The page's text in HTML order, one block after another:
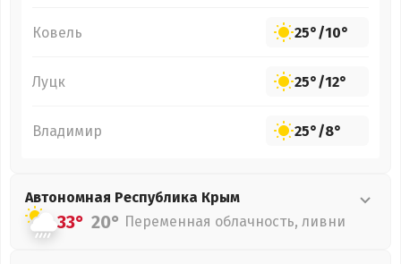
Ковель 25°/10°
Луцк 25°/12°
Владимир 25°/8°
Автономная Республика Крым
33° 20° Переменная облачность, ливни